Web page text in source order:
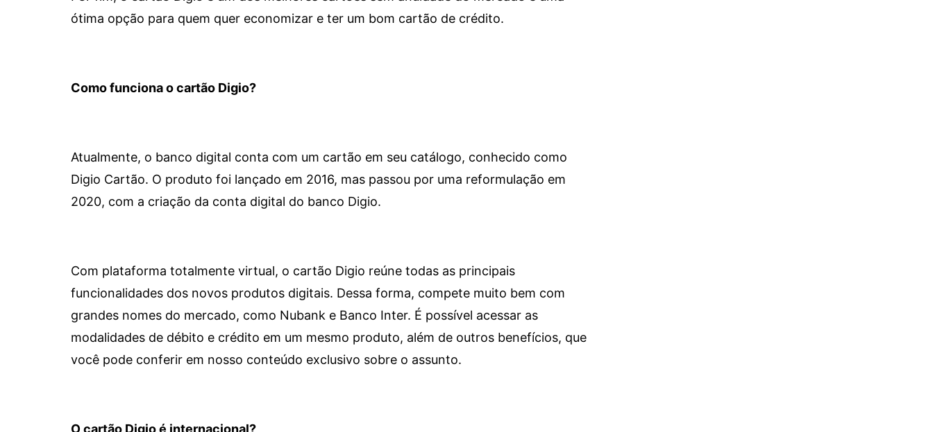
ótima opção para quem quer economizar e ter um bom cartão de crédito.
Como funciona o cartão Digio?
Atualmente, o banco digital conta com um cartão em seu catálogo, conhecido como
Digio Cartão. O produto foi lançado em 2016, mas passou por uma reformulação em
2020, com a criação da conta digital do banco Digio.
Com plataforma totalmente virtual, o cartão Digio reúne todas as principais
funcionalidades dos novos produtos digitais. Dessa forma, compete muito bem com
grandes nomes do mercado, como Nubank e Banco Inter. É possível acessar as
modalidades de débito e crédito em um mesmo produto, além de outros benefícios, que
você pode conferir em nosso conteúdo exclusivo sobre o assunto.